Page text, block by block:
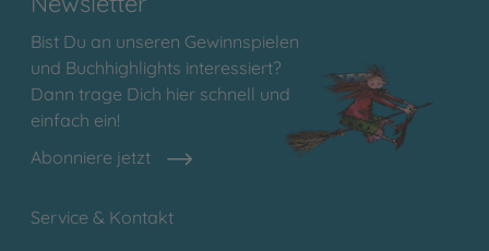
Bist Du an unseren Gewinnspielen
und Buchhighlights interessiert?
Dann trage Dich hier schnell und
einfach ein!
Abonniere jetzt
Service & Kontakt